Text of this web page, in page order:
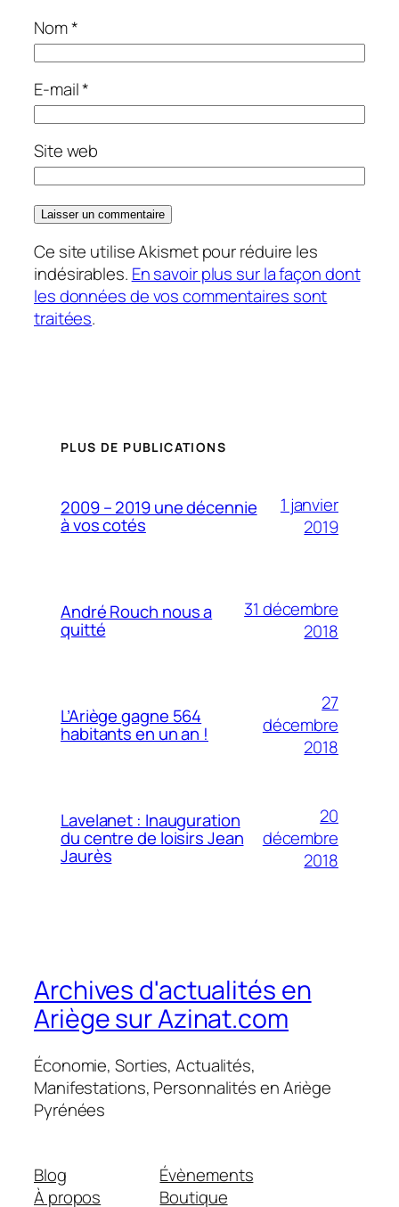
Nom*
E-mail*
Site web
Ce site utilise Akismet pour réduire les
indésirables. En savoir plus sur la façon dont
les données de vos commentaires sont
traitées.
PLUS DE PUBLICATIONS
2009 – 2019 une décennie
à vos cotés
1 janvier
2019
André Rouch nous a
quitté
31 décembre
2018
L’Ariège gagne 564
habitants en un an !
27
décembre
2018
Lavelanet : Inauguration
du centre de loisirs Jean
Jaurès
20
décembre
2018
Archives d'actualités en
Ariège sur Azinat.com
Économie, Sorties, Actualités,
Manifestations, Personnalités en Ariège
Pyrénées
Blog
À propos
Évènements
Boutique